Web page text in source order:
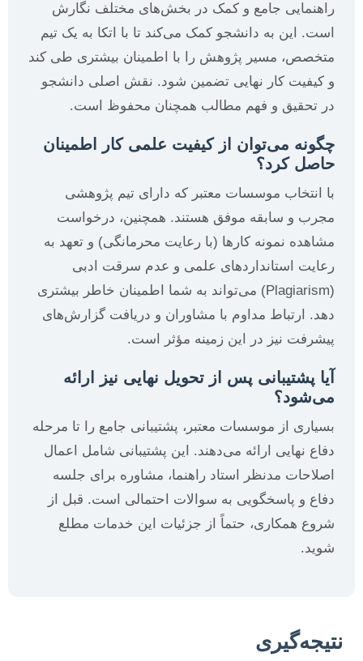
راهنمایی جامع و کمک در بخش‌های مختلف نگارش
است. این به دانشجو کمک می‌کند تا با اتکا به یک تیم
متخصص، مسیر پژوهش را با اطمینان بیشتری طی کند
و کیفیت کار نهایی تضمین شود. نقش اصلی دانشجو
در تحقیق و فهم مطالب همچنان محفوظ است.
چگونه می‌توان از کیفیت علمی کار اطمینان
حاصل کرد؟
با انتخاب موسسات معتبر که دارای تیم پژوهشی
مجرب و سابقه موفق هستند. همچنین، درخواست
مشاهده نمونه کارها (با رعایت محرمانگی) و تعهد به
رعایت استانداردهای علمی و عدم سرقت ادبی
(Plagiarism) می‌تواند به شما اطمینان خاطر بیشتری
دهد. ارتباط مداوم با مشاوران و دریافت گزارش‌های
پیشرفت نیز در این زمینه مؤثر است.
آیا پشتیبانی پس از تحویل نهایی نیز ارائه
می‌شود؟
بسیاری از موسسات معتبر، پشتیبانی جامع را تا مرحله
دفاع نهایی ارائه می‌دهند. این پشتیبانی شامل اعمال
اصلاحات مدنظر استاد راهنما، مشاوره برای جلسه
دفاع و پاسخگویی به سوالات احتمالی است. قبل از
شروع همکاری، حتماً از جزئیات این خدمات مطلع
شوید.
نتیجه‌گیری